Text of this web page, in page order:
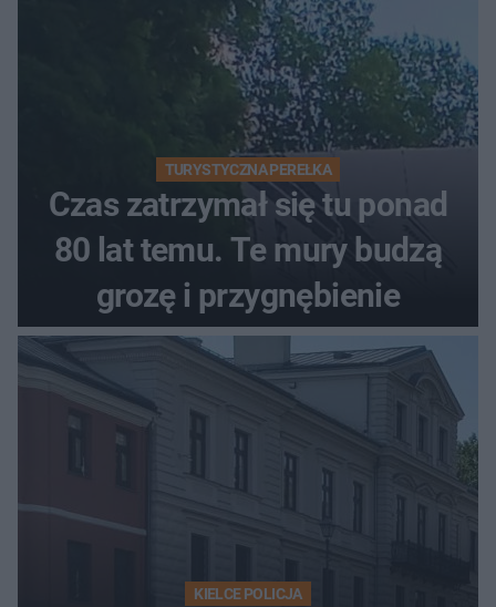
TURYSTYCZNA PEREŁKA
Czas zatrzymał się tu ponad
80 lat temu. Te mury budzą
grozę i przygnębienie
KIELCE POLICJA